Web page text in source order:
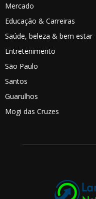
Mercado
Educação & Carreiras
Saúde, beleza & bem estar
Entretenimento
São Paulo
Santos
Guarulhos
Mogi das Cruzes